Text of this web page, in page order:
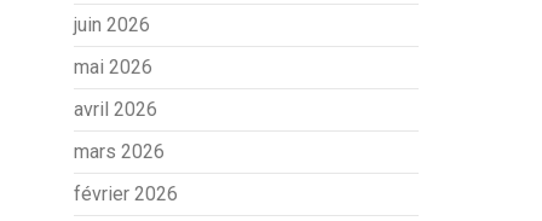
juin 2026
mai 2026
avril 2026
mars 2026
février 2026